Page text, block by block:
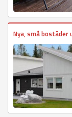
Nya, små bostäder